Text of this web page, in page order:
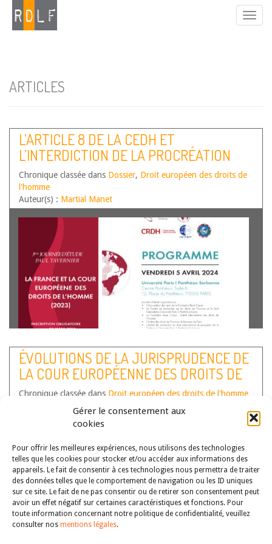
Gérer le consentement aux
cookies
Pour offrir les meilleures expériences, nous utilisons des technologies
telles que les cookies pour stocker et/ou accéder aux informations des
appareils. Le fait de consentir à ces technologies nous permettra de traiter
des données telles que le comportement de navigation ou les ID uniques
sur ce site. Le fait de ne pas consentir ou de retirer son consentement peut
avoir un effet négatif sur certaines caractéristiques et fonctions. Pour
toute information concernant notre politique de confidentialité, veuillez
consulter nos mentions légales.
ARTICLES
L’ARTICLE 8 DE LA CEDH ET
L’INTERDICTION DE LA PROCRÉATION
POST MORTEM PAR LE DROIT FRANÇAIS.
A PROPOS DE L’AFFAIRE COUREDH, 14
SEPT. 2023, BARET ET CABALLERO C.
FRANCE, N° 22296/20 ET N° 37138/20
Chronique classée dans Dossier, Droit européen des droits de
l'homme
Auteur(s) : Martial Manet
Par Martial Manet, Docteur de l’Université Paris 1
Panthéon-Sorbonne Le 14 septembre 2023, à l’occasion
de deux requêtes ayant fait l’objet d’une jonction d’office,
la Cour européenne des droits de l’homme s’est prononcée
sur la conventionnalité de l’interdiction… Lire la suite
ÉVOLUTIONS DE LA JURISPRUDENCE DE
LA COUR EUROPÉENNE DES DROITS DE
L’HOMME – SECOND SEMESTRE 2023
Chronique classée dans Droit européen des droits de l'homme
Caroline Boiteux-Picheral